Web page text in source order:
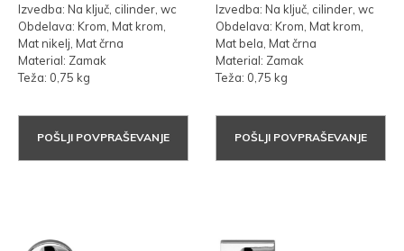
Izvedba: Na ključ, cilinder, wc
Obdelava: Krom, Mat krom,
Mat nikelj, Mat črna
Material: Zamak
Teža: 0,75 kg
POŠLJI POVPRAŠEVANJE
Izvedba: Na ključ, cilinder, wc
Obdelava: Krom, Mat krom,
Mat bela, Mat črna
Material: Zamak
Teža: 0,75 kg
POŠLJI POVPRAŠEVANJE